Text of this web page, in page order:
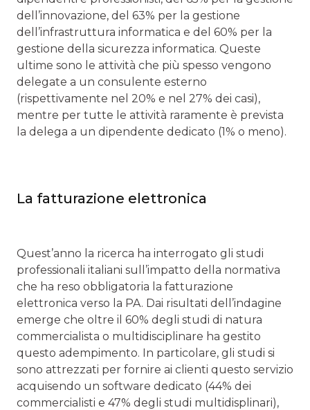
dell’innovazione, del 63% per la gestione
dell’infrastruttura informatica e del 60% per la
gestione della sicurezza informatica. Queste
ultime sono le attività che più spesso vengono
delegate a un consulente esterno
(rispettivamente nel 20% e nel 27% dei casi),
mentre per tutte le attività raramente è prevista
la delega a un dipendente dedicato (1% o meno).
La fatturazione elettronica
Quest’anno la ricerca ha interrogato gli studi
professionali italiani sull’impatto della normativa
che ha reso obbligatoria la fatturazione
elettronica verso la PA. Dai risultati dell’indagine
emerge che oltre il 60% degli studi di natura
commercialista o multidisciplinare ha gestito
questo adempimento. In particolare, gli studi si
sono attrezzati per fornire ai clienti questo servizio
acquisendo un software dedicato (44% dei
commercialisti e 47% degli studi multidisplinari),